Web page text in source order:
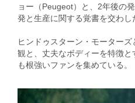
ョー（Peugeot）と、2年後の
発と生産に関する覚書を交わし
ヒンドゥスターン・モーター
観と、丈夫なボディーを特徴
も根強いファンを集めている。